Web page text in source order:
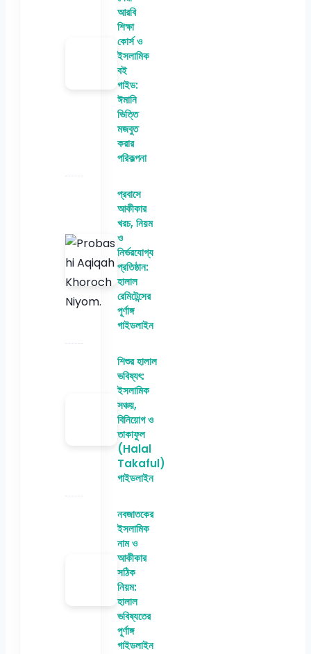
আরবি
শিক্ষা
কোর্স ও
ইসলামিক
বই
গাইড:
ঈমানি
ভিত্তি
মজবুত
করার
পরিকল্পনা
প্রবাসে
আকীকার
খরচ, নিয়ম
ও
নির্ভরযোগ্য
প্রতিষ্ঠান:
হালাল
রেমিটেন্সের
পূর্ণাঙ্গ
গাইডলাইন
শিশুর হালাল
ভবিষ্যৎ:
ইসলামিক
সঞ্চয়,
বিনিয়োগ ও
তাকাফুল
(Halal
Takaful)
গাইডলাইন
নবজাতকের
ইসলামিক
নাম ও
আকীকার
সঠিক
নিয়ম:
হালাল
ভবিষ্যতের
পূর্ণাঙ্গ
গাইডলাইন